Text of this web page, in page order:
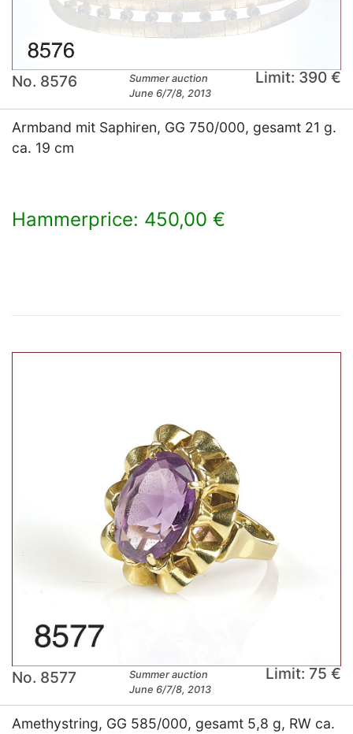
No. 8576
Summer auction
June 6/7/8, 2013
Limit: 390 €
Armband mit Saphiren, GG 750/000, gesamt 21 g.
ca. 19 cm
Hammerprice: 450,00 €
No. 8577
Summer auction
June 6/7/8, 2013
Limit: 75 €
Amethystring, GG 585/000, gesamt 5,8 g, RW ca.